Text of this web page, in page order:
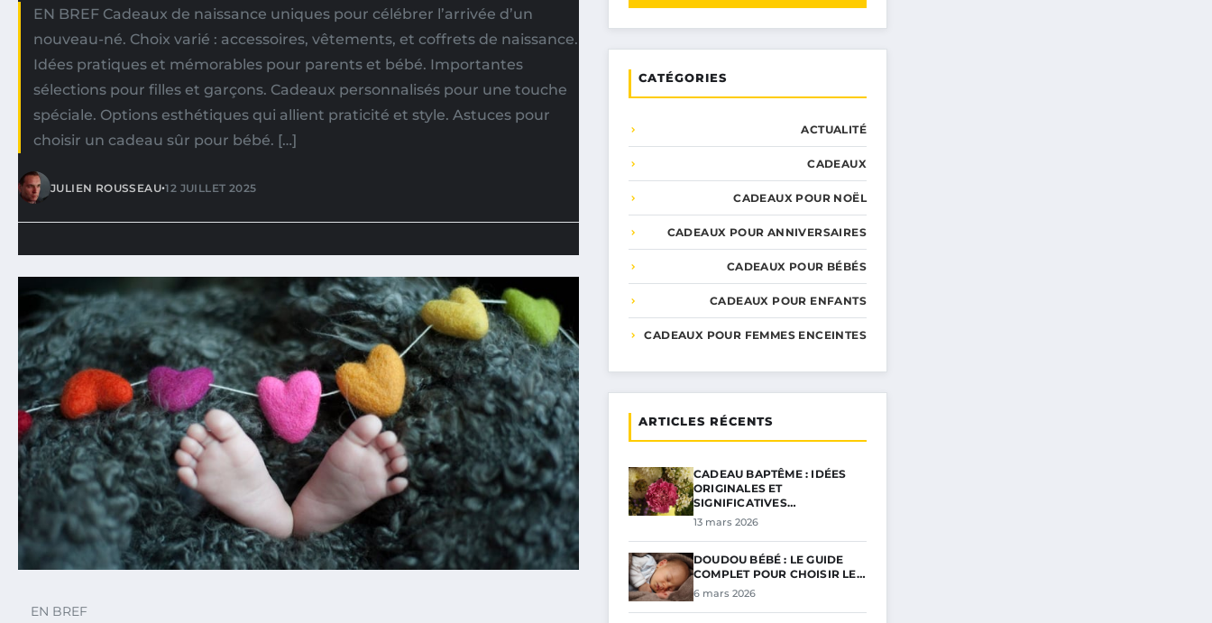
EN BREF Cadeaux de naissance uniques pour célébrer l’arrivée d’un
nouveau-né. Choix varié : accessoires, vêtements, et coffrets de naissance.
Idées pratiques et mémorables pour parents et bébé. Importantes
sélections pour filles et garçons. Cadeaux personnalisés pour une touche
spéciale. Options esthétiques qui allient praticité et style. Astuces pour
choisir un cadeau sûr pour bébé. […]
JULIEN ROUSSEAU•12 JUILLET 2025
EN BREF
CATÉGORIES
ACTUALITÉ
CADEAUX
CADEAUX POUR NOËL
CADEAUX POUR ANNIVERSAIRES
CADEAUX POUR BÉBÉS
CADEAUX POUR ENFANTS
CADEAUX POUR FEMMES ENCEINTES
ARTICLES RÉCENTS
CADEAU BAPTÊME : IDÉES
ORIGINALES ET
SIGNIFICATIVES…
13 mars 2026
DOUDOU BÉBÉ : LE GUIDE
COMPLET POUR CHOISIR LE…
6 mars 2026